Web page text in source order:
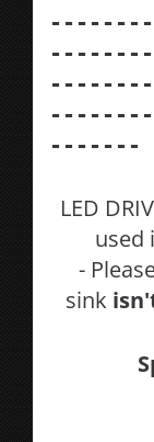
-------
LED
used
-
sink